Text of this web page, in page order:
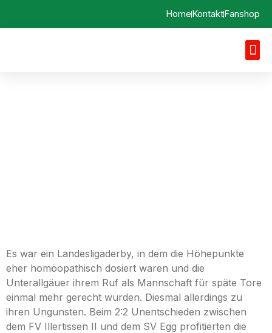
HomeKontaktFanshop
Es war ein Landesligaderby, in dem die Höhepunkte
eher homöopathisch dosiert waren und die
Unterallgäuer ihrem Ruf als Mannschaft für späte Tore
einmal mehr gerecht wurden. Diesmal allerdings zu
ihren Ungunsten. Beim 2:2 Unentschieden zwischen
dem FV Illertissen II und dem SV Egg profitierten die